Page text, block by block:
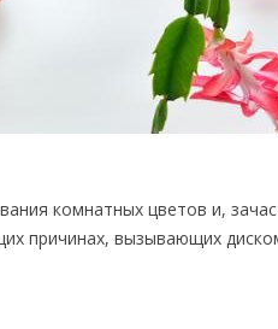
комнатных цветов и,
причинах, вызывающих